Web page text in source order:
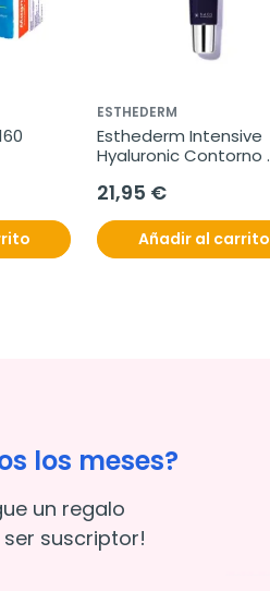
ESTHEDERM
Esthederm Intensive
Hyaluronic Contorno
21,95 €
Añadir al carrito
los meses?
un regalo
suscriptor!